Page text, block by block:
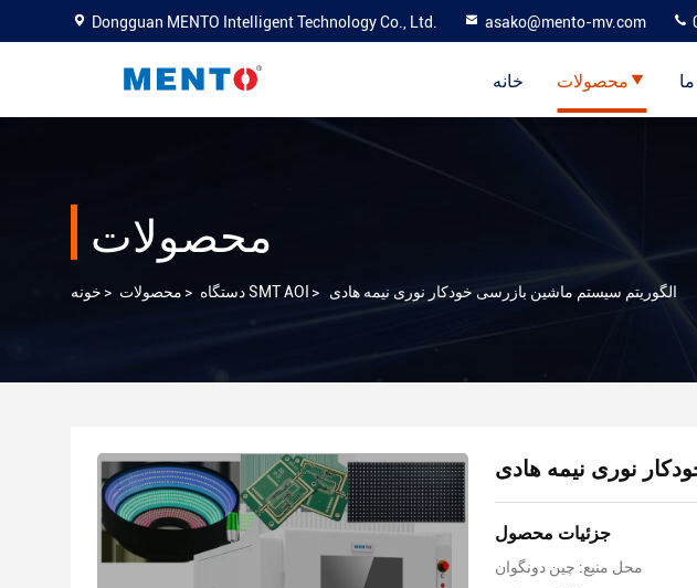
Dongguan MENTO Intelligent Technology Co., Ltd. asako@mento-mv.com
خانه محصولات
محصولات
خونه > محصولات > دستگاه SMT AOI > الگوریتم سیستم ماشین بازرسی خودکار نوری نیمه هادی
نوری نیمه هادی
جزئیات محصول
محل منبع: چین دونگوان